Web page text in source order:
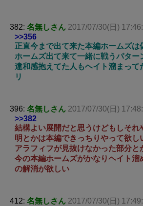
382: 名無しさん 2017/07/30(日)
>>356
正直今まで出て来た本編ホームズは
ホームズ出て来て一緒に戦うパター
違和感抱えてた人もヘイト溜まって
リ
396: 名無しさん 2017/07/30(日)
>>382
結構よい展開だと思うけどもしそれ
明とかは本編できっちりやって欲し
アラフィフが見抜けなかった部分と
今の本編ホームズがかなりヘイト溜
の解消が欲しい
412: 名無しさん 2017/07/30(日)